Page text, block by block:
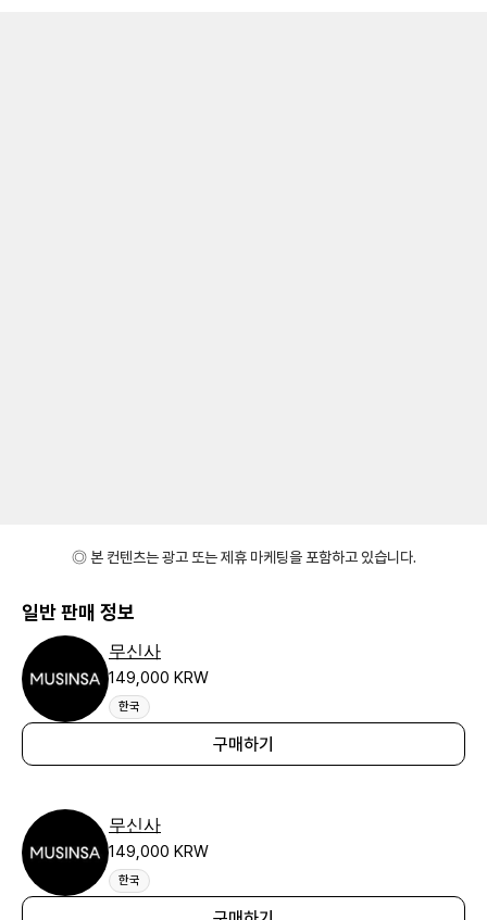
◎ 본 컨텐츠는 광고 또는 제휴 마케팅을 포함하고 있습니다.
일반 판매 정보
무신사
149,000 KRW
한국
구매하기
무신사
149,000 KRW
한국